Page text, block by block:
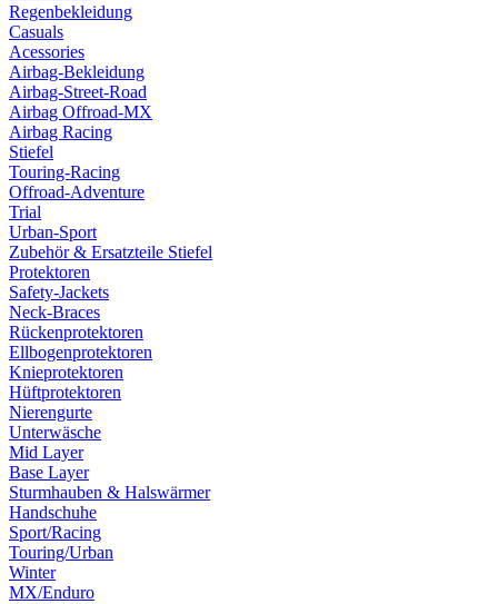
Regenbekleidung
Casuals
Acessories
Airbag-Bekleidung
Airbag-Street-Road
Airbag Offroad-MX
Airbag Racing
Stiefel
Touring-Racing
Offroad-Adventure
Trial
Urban-Sport
Zubehör & Ersatzteile Stiefel
Protektoren
Safety-Jackets
Neck-Braces
Rückenprotektoren
Ellbogenprotektoren
Knieprotektoren
Hüftprotektoren
Nierengurte
Unterwäsche
Mid Layer
Base Layer
Sturmhauben & Halswärmer
Handschuhe
Sport/Racing
Touring/Urban
Winter
MX/Enduro